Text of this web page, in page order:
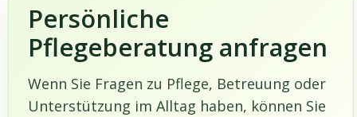
Persönliche
Pflegeberatung anfragen
Wenn Sie Fragen zu Pflege, Betreuung oder
Unterstützung im Alltag haben, können Sie